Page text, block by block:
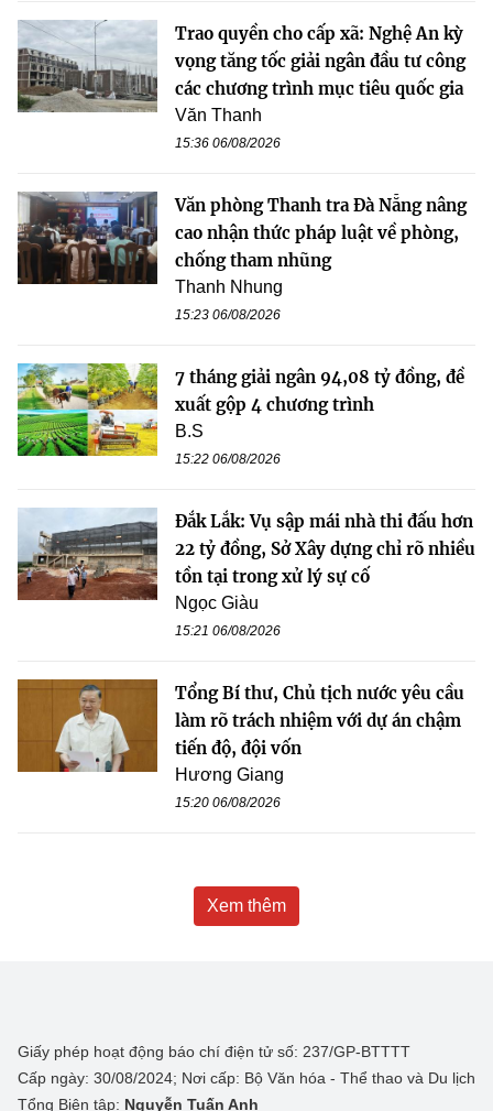
Trao quyền cho cấp xã: Nghệ An kỳ
vọng tăng tốc giải ngân đầu tư công
các chương trình mục tiêu quốc gia
Văn Thanh
15:36 06/08/2026
Văn phòng Thanh tra Đà Nẵng nâng
cao nhận thức pháp luật về phòng,
chống tham nhũng
Thanh Nhung
15:23 06/08/2026
7 tháng giải ngân 94,08 tỷ đồng, đề
xuất gộp 4 chương trình
B.S
15:22 06/08/2026
Đắk Lắk: Vụ sập mái nhà thi đấu hơn
22 tỷ đồng, Sở Xây dựng chỉ rõ nhiều
tồn tại trong xử lý sự cố
Ngọc Giàu
15:21 06/08/2026
Tổng Bí thư, Chủ tịch nước yêu cầu
làm rõ trách nhiệm với dự án chậm
tiến độ, đội vốn
Hương Giang
15:20 06/08/2026
Xem thêm
Giấy phép hoạt động báo chí điện tử số: 237/GP-BTTTT
Cấp ngày: 30/08/2024; Nơi cấp: Bộ Văn hóa - Thể thao và Du lịch
Tổng Biên tập: Nguyễn Tuấn Anh